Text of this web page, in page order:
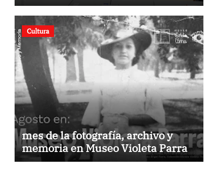
Cultura
mes de la fotografía, archivo y
memoria en Museo Violeta Parra